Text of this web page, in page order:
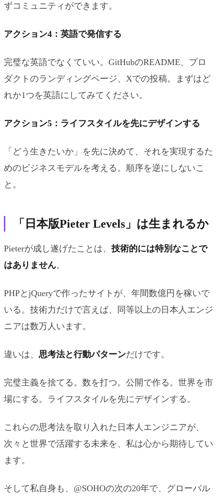
ずコミュニティができます。
アクション4：英語で発信する
完璧な英語でなくていい。GitHubのREADME、プロ
ダクトのランディングページ、Xでの投稿。まずはど
れか1つを英語にしてみてください。
アクション5：ライフスタイルを先にデザインする
「どう生きたいか」を先に決めて、それを実現するた
めのビジネスモデルを考える。順序を逆にしないこ
と。
「日本版Pieter Levels」は生まれるか
Pieterが成し遂げたことは、技術的には特別なことで
はありません。
PHPとjQueryで作ったサイトが、年間数億円を稼いで
いる。技術力だけで言えば、同等以上の日本人エンジ
ニアは数万人います。
違いは、 思考法と行動パターンだけです。
完璧主義を捨てる。数を打つ。公開で作る。世界を市
場にする。ライフスタイルを先にデザインする。
これらの思考法を取り入れた日本人エンジニアが、
次々と世界で活躍する未来を、私は心から期待してい
ます。
そして私自身も、@SOHOの次の20年で、グローバル